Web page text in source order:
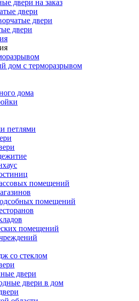
двери на заказ
двери
двери
двери
дом с терморазрывом
дома
петлями
помещений
помещений
помещений
со стеклом
двери
двери в дом